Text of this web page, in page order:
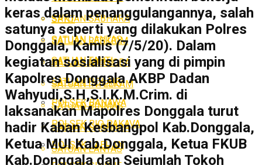
SATUAN SABHARA
SATUAN LANTAS
SATUAN TAHTI
SATUAN POLAIR
POLSEK BANAWA
POLSEK RIO PAKAVA
POLSEK LABUAN
SPKT
SATUAN RESKRIM
SATUAN NARKOBA
SATUAN INTELKAM
SATUAN BINMAS
SATUAN SABHARA
SATUAN LANTAS
keras dalam penanggulangannya, salah
satunya seperti yang dilakukan Polres
Donggala, Kamis (7/5/20). Dalam
kegiatan sosialisasi yang di pimpin
Kapolres Donggala AKBP Dadan
Wahyudi,S.H,S.I.K.M.Crim. di
laksanakan Mapolres Donggala turut
hadir Kaban Kesbangpol Kab.Donggala,
Ketua MUI Kab.Donggala, Ketua FKUB
Kab.Donggala dan Sejumlah Tokoh